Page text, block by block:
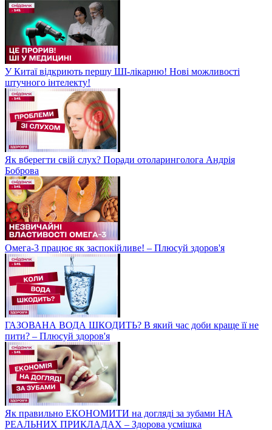
У Китаї відкриють першу ШІ-лікарню! Нові можливості
штучного інтелекту!
Як вберегти свій слух? Поради отоларинголога Андрія
Боброва
Омега-3 працює як заспокійливе! – Плюсуй здоров'я
ГАЗОВАНА ВОДА ШКОДИТЬ? В який час доби краще її не
пити? – Плюсуй здоров'я
Як правильно ЕКОНОМИТИ на догляді за зубами НА
РЕАЛЬНИХ ПРИКЛАДАХ – Здорова усмішка